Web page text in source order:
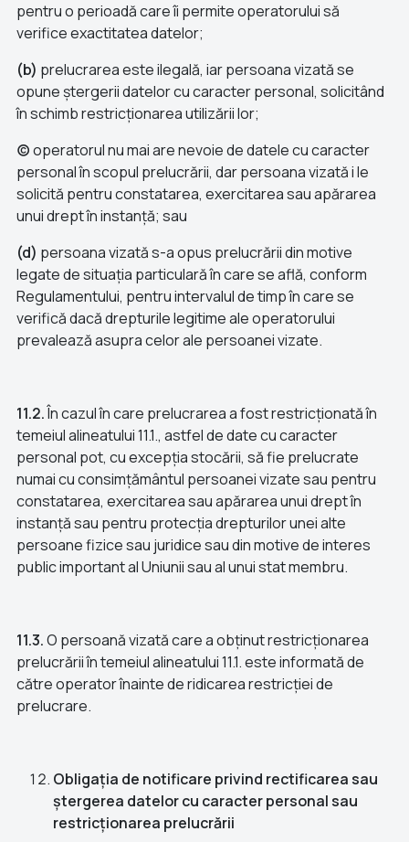
pentru o perioadă care îi permite operatorului să
verifice exactitatea datelor;
(b) prelucrarea este ilegală, iar persoana vizată se
opune ștergerii datelor cu caracter personal, solicitând
în schimb restricționarea utilizării lor;
(c)operatorul nu mai are nevoie de datele cu caracter
personal în scopul prelucrării, dar persoana vizată i le
solicită pentru constatarea, exercitarea sau apărarea
unui drept în instanță; sau
(d) persoana vizată s-a opus prelucrării din motive
legate de situația particulară în care se află, conform
Regulamentului, pentru intervalul de timp în care se
verifică dacă drepturile legitime ale operatorului
prevalează asupra celor ale persoanei vizate.
11.2.În cazul în care prelucrarea a fost restricționată în
temeiul alineatului 11.1., astfel de date cu caracter
personal pot, cu excepția stocării, să fie prelucrate
numai cu consimțământul persoanei vizate sau pentru
constatarea, exercitarea sau apărarea unui drept în
instanță sau pentru protecția drepturilor unei alte
persoane fizice sau juridice sau din motive de interes
public important al Uniunii sau al unui stat membru.
11.3.O persoană vizată care a obținut restricționarea
prelucrării în temeiul alineatului 11.1. este informată de
către operator înainte de ridicarea restricției de
prelucrare.
Obligația de notificare privind rectificarea sau
ștergerea datelor cu caracter personal sau
restricționarea prelucrării